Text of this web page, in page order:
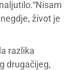
život je
razlika
drugačijeg,